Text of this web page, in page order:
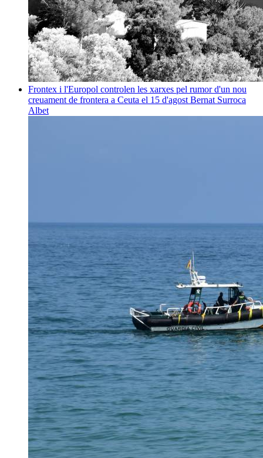
Frontex i l'Europol controlen les xarxes pel rumor d'un nou
creuament de frontera a Ceuta el 15 d'agost Bernat Surroca
Albet